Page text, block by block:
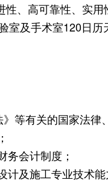
、高可靠性、实
室及手术室120日
等有关的国家法
务会计制度；
计及施工专业技术